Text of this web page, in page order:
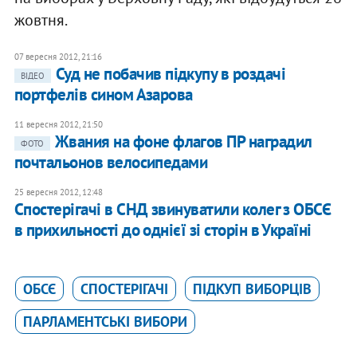
жовтня.
07 вересня 2012, 21:16
ВІДЕО
Суд не побачив підкупу в роздачі
портфелів сином Азарова
11 вересня 2012, 21:50
ФОТО
Жвания на фоне флагов ПР наградил
почтальонов велосипедами
25 вересня 2012, 12:48
Спостерігачі в СНД звинуватили колег з ОБСЄ
в прихильності до однієї зі сторін в Україні
ОБСЄ СПОСТЕРІГАЧІ
ПІДКУП ВИБОРЦІВ
ПАРЛАМЕНТСЬКІ ВИБОРИ